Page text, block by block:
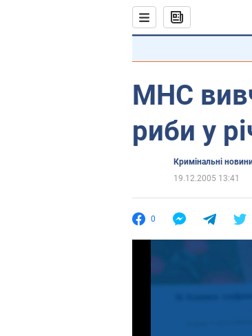
МНС
риби у
Кримінальні
19.12.2005 13:41
0